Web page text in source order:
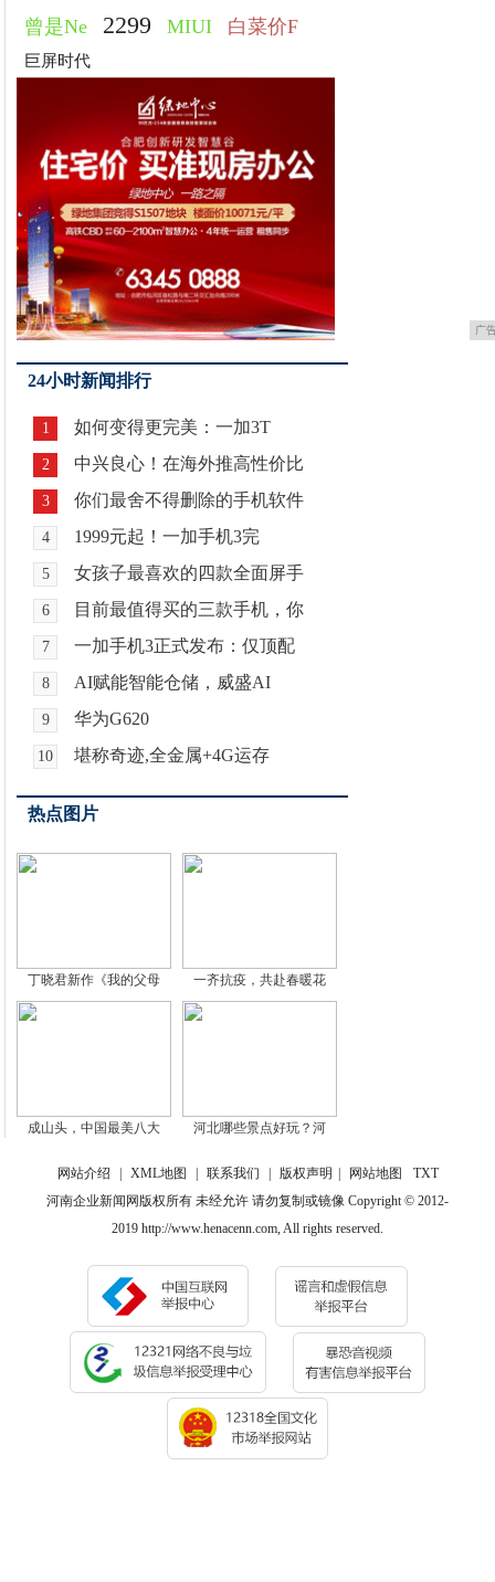
曾是Ne 2299 MIUI 白菜价F
巨屏时代
广
24小时新闻排行
1 如何变得更完美：一加3T
2 中兴良心！在海外推高性价比
3 你们最舍不得删除的手机软件
4 1999元起！一加手机3完
5 女孩子最喜欢的四款全面屏手
6 目前最值得买的三款手机，你
7 一加手机3正式发布：仅顶配
8 AI赋能智能仓储，威盛AI
9 华为G620
10 堪称奇迹,全金属+4G运存
热点图片
丁晓君新作《我的父母 一齐抗疫，共赴春暖花
成山头，中国最美八大 河北哪些景点好玩？河
网站介绍 XML地图 联系我们 版权声明 网站地图
TXT
河南企业新闻网版权所有 未经允许 请勿复制或镜像 Copyright © 2012-
2019 http://www.henacenn.com, All rights reserved.